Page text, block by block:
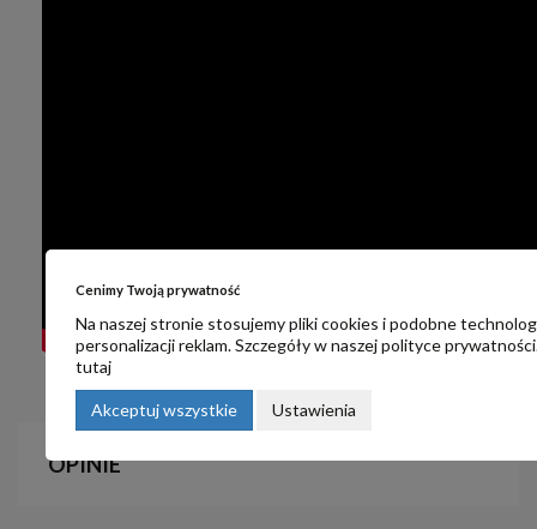
OPINIE
Cenimy Twoją prywatność
Na naszej stronie stosujemy pliki cookies i podobne
personalizacji reklam. Szczegóły w naszejpolityce prywatności
tutaj
Akceptuj wszystkie Ustawienia